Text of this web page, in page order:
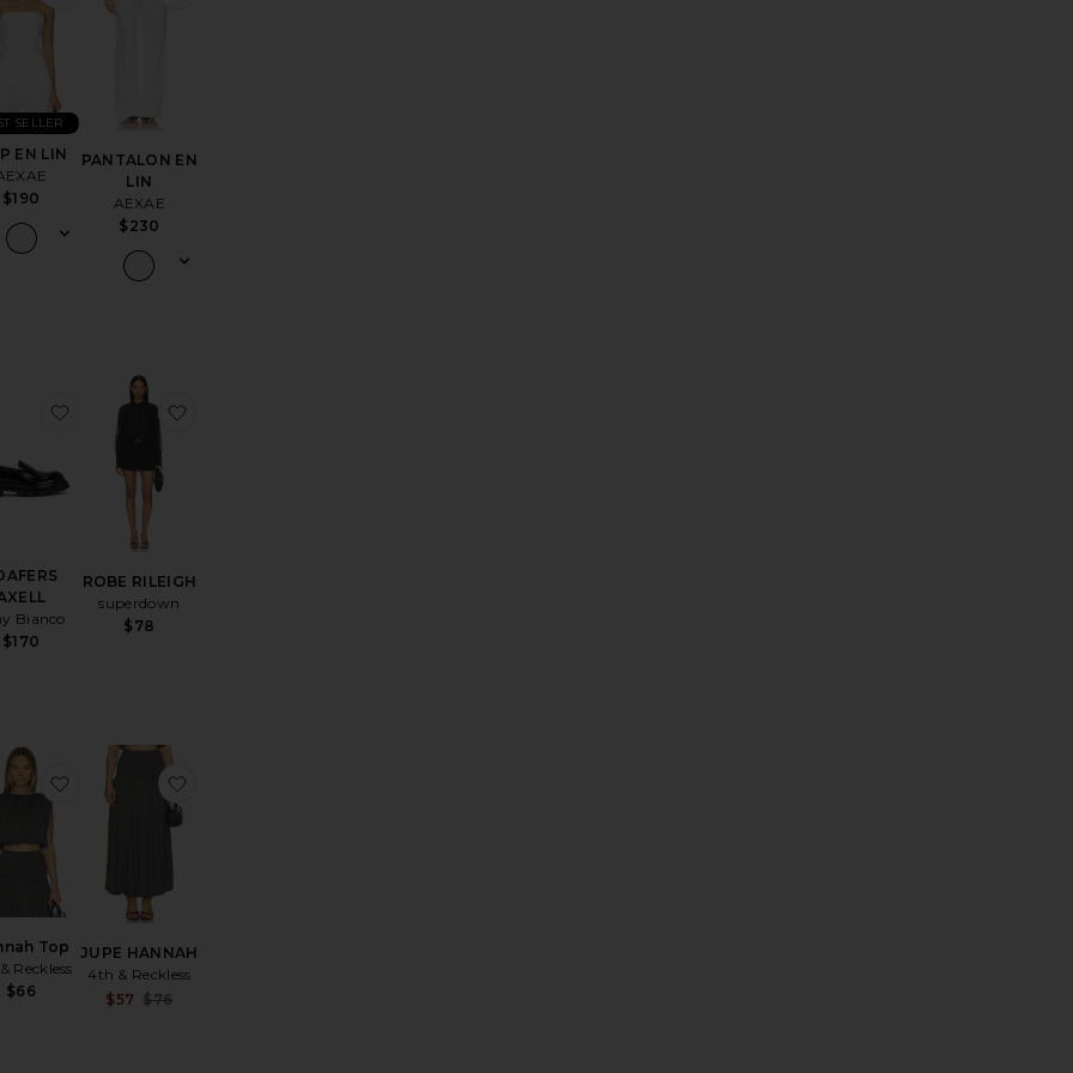
EN LIN
$190
SELLER
PANTALON EN
LIN
AEXAE
$230
ALERA
aux préférésWinslow Boyfriend Jeans
Bianco
$170
ajouter aux préférésLOAFERS AXELL
ROBE RILEIGH
superdown
$78
aux préférésPOCHETTE RAE
Top
Reckless
$66
ajouter aux préférésHannah Top
JUPE HANNAH
4th & Reckless
$57 $76